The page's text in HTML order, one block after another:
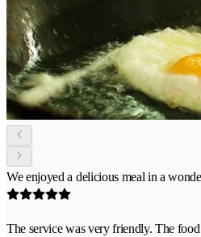
We enjoyed a delicious meal in a
The service was very friendly. The